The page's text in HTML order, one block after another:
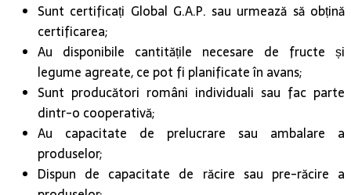
Sunt certificați Global G.A.P. sau urmează să obțină
certificarea;
Au disponibile cantitățile necesare de fructe și
legume agreate, ce pot fi planificate în avans;
Sunt producători români individuali sau fac parte
dintr-o cooperativă;
Au capacitate de prelucrare sau ambalare a
produselor;
Dispun de capacitate de răcire sau pre-răcire a